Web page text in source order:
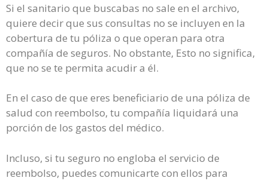
Si el sanitario que buscabas no sale en el archivo,
quiere decir que sus consultas no se incluyen en la
cobertura de tu póliza o que operan para otra
compañía de seguros. No obstante, Esto no significa,
que no se te permita acudir a él.
En el caso de que eres beneficiario de una póliza de
salud con reembolso, tu compañía liquidará una
porción de los gastos del médico.
Incluso, si tu seguro no engloba el servicio de
reembolso, puedes comunicarte con ellos para